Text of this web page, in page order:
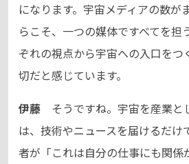
になります。宇宙メディアの数が
らこそ、一つの媒体ですべてを担
ぞれの視点から宇宙への入口をつ
切だと感じています。
伊藤 そうですね。宇宙を産業と
は、技術やニュースを届けるだけ
者が「これは自分の仕事にも関係